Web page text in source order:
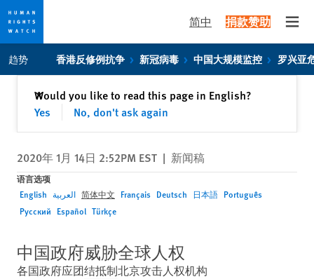
Skip
to
privacy
Skip
to
content
简中 捐款赞助
趋势 香港反修例抗争 新冠病毒 中国大规模监控 罗兴亚
Would you like to read this page in English?
Yes
No, don't ask again
✕关闭
2020年 1月 14日 2:52PM EST | 新闻稿
语言选项
English العربية 简体中文 Français Deutsch 日本語 Português
Русский Español Türkçe
中国政府威胁全球人权
各国政府应团结抵制北京攻击人权机构